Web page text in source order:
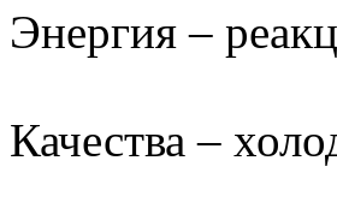
Энергия –
Качества –